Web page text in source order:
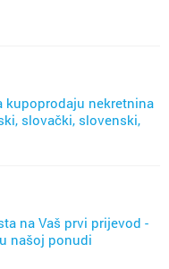
kupoprodaju nekretnina
slovački, slovenski,
na Vaš prvi prijevod -
našoj ponudi